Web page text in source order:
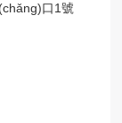
口1號